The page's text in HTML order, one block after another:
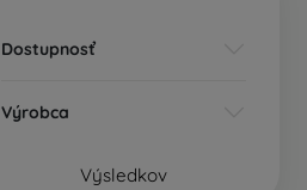
Dostupnosť
Výrobca
Výsledkov